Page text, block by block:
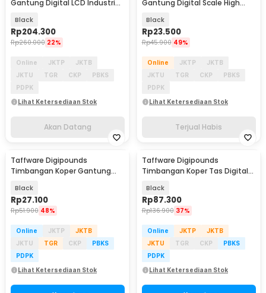
Gantung Digital LCD Industri
Black
Rp204.300
Rp260.000 22%
Online JKTP
JKTB
JKTU
TGR CKP
PBKS
PDPK
Lihat Ketersediaan Stok
Akan Datang
Gantung Digital Scale High
Black
Rp23.500
Rp45.900 49%
Online JKTP
JKTB
JKTU
TGR CKP
PBKS
PDPK
Lihat Ketersediaan Stok
Terjual Habis
Taffware Digipounds
Timbangan Koper Gantung
OCS-3
Black
Rp27.100
Rp51.900 48%
Online JKTP
JKTB
JKTU
TGR CKP
PBKS
PDPK
Lihat Ketersediaan Stok
Taffware Digipounds
Timbangan Koper Tas Digital
Black
Rp87.300
Rp136.900 37%
Online JKTP
JKTB
JKTU
TGR CKP
PBKS
PDPK
Lihat Ketersediaan Stok